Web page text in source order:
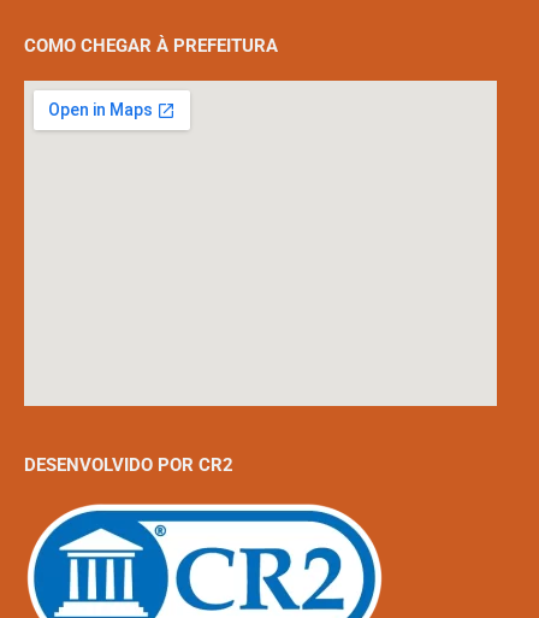
COMO CHEGAR À PREFEITURA
DESENVOLVIDO POR CR2